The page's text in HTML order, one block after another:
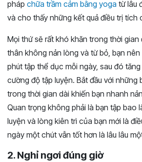
pháp chữa trầm cảm bằng yoga từ lâu
và cho thấy những kết quả điều trị tích
Mọi thứ sẽ rất khó khăn trong thời gian
thân không nản lòng và từ bỏ, bạn nên
phút tập thể dục mỗi ngày, sau đó
cường độ tập luyện. Bắt đầu với những
trong thời gian dài khiến bạn nhanh
Quan trọng không phải là bạn tập bao
luyện và lòng kiên trì của bạn mới là
ngày một chút vẫn tốt hơn là lâu lâu
2. Nghỉ ngơi đúng giờ